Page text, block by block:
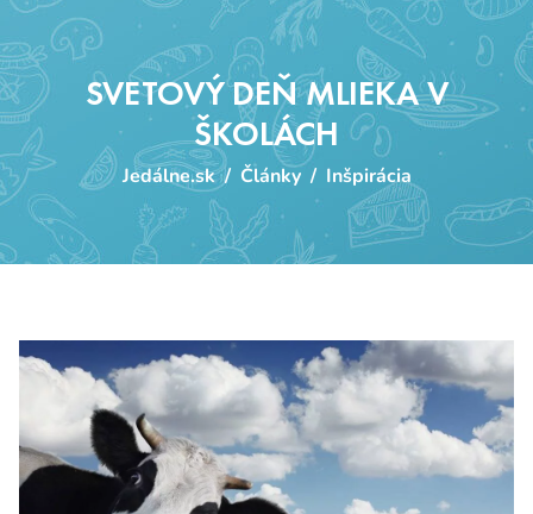
SVETOVÝ DEŇ MLIEKA V
ŠKOLÁCH
Jedálne.sk / Články / Inšpirácia